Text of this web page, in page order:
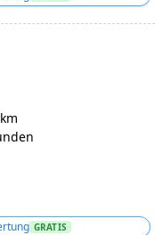
GRATIS